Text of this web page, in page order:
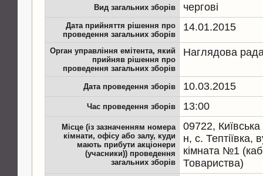
Вид загальних зборів чергові
Дата прийняття рішення про
проведення загальних зборів
14.01.2015
Орган управління емітента, який
прийняв рішення про
проведення загальних зборів
Наглядова
Дата проведення зборів 10.03.2015
Час проведення зборів 13:00
Місце (із зазначенням номера
кімнати, офісу або залу, куди
мають прибути акціонери
(учасники)) проведення
загальних зборів
09722,
н, с. Тептіївка,
кімната №1
Товариства)